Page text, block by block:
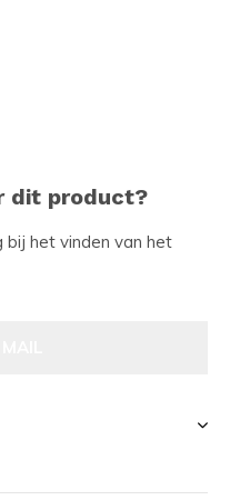
dit product?
bij het vinden van het